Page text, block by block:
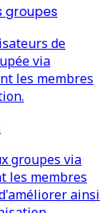
groupes
de
via
les membres
groupes via
les membres
ainsi